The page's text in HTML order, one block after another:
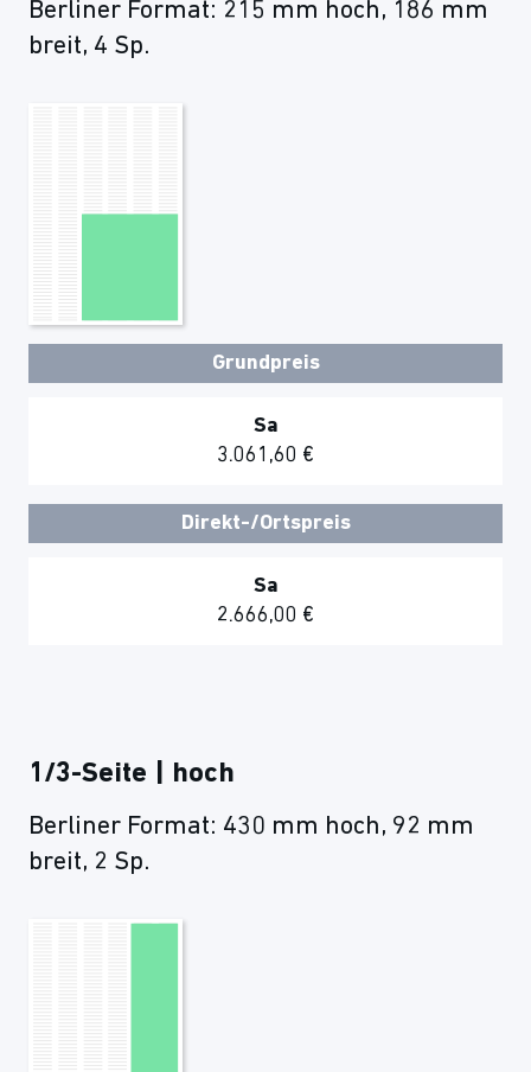
Berliner Format: 215 mm hoch, 186 mm
breit, 4 Sp.
Grundpreis
Sa
3.061,60 €
Direkt-/Ortspreis
Sa
2.666,00 €
1/3-Seite | hoch
Berliner Format: 430 mm hoch, 92 mm
breit, 2 Sp.